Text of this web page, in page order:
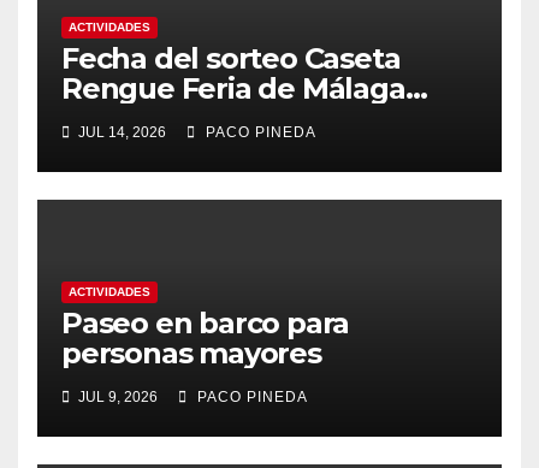
ACTIVIDADES
Fecha del sorteo Caseta
Rengue Feria de Málaga
2026
JUL 14, 2026 PACO PINEDA
ACTIVIDADES
Paseo en barco para
personas mayores
JUL 9, 2026 PACO PINEDA